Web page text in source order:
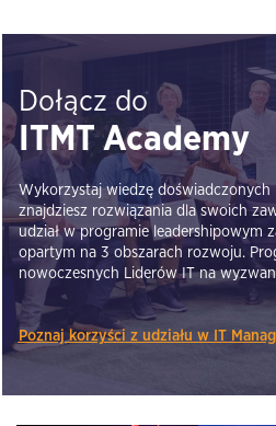
Dołącz do
ITMT Academy
Wykorzystaj wiedzę doświadczonych
znajdziesz rozwiązania dla swoich
udział w programie leadershipowym
opartym na 3 obszarach rozwoju.
nowoczesnych Liderów IT na
Poznaj korzyści z udziału w IT